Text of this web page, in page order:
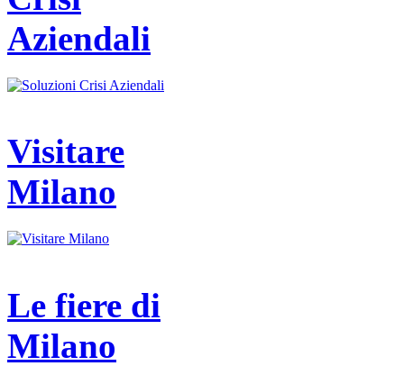
Aziendali
Visitare
Milano
Le fiere di
Milano